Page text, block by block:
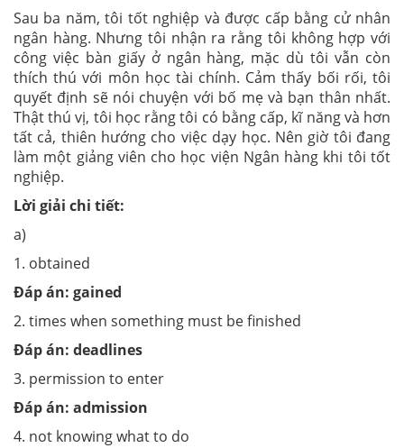
Sau ba năm, tôi tốt nghiệp và được cấp bằng cử nhân
ngân hàng. Nhưng tôi nhận ra rằng tôi không hợp với
công việc bàn giấy ở ngân hàng, mặc dù tôi vẫn còn
thích thú với môn học tài chính. Cảm thấy bối rối, tôi
quyết định sẽ nói chuyện với bố mẹ và bạn thân nhất.
Thật thú vị, tôi học rằng tôi có bằng cấp, kĩ năng và hơn
tất cả, thiên hướng cho việc dạy học. Nên giờ tôi đang
làm một giảng viên cho học viện Ngân hàng khi tôi tốt
nghiệp.
Lời giải chi tiết:
a)
1. obtained
Đáp án: gained
2. times when something must be finished
Đáp án: deadlines
3. permission to enter
Đáp án: admission
4. not knowing what to do